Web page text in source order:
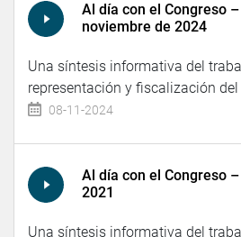
Al día con el Congreso
noviembre de 2024
Una síntesis informativa del
representación y fiscalización
08-11-2024
Al día con el Congreso
2021
Una síntesis informativa del